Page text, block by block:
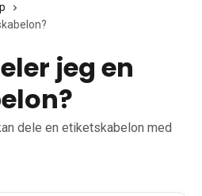
jeg en
dele en etiketskabelon med